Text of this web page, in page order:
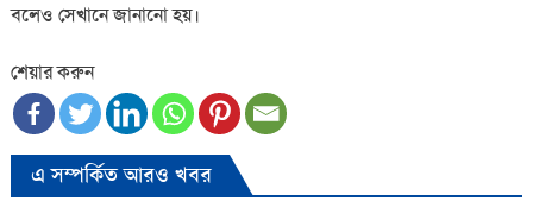
বলেও সেখানে জানানো হয়।
শেয়ার করুন
এ সম্পর্কিত আরও খবর